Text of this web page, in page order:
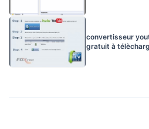
convertisseur
gratuit à